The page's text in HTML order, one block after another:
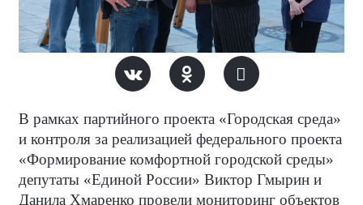
В рамках партийного проекта «Городская среда»
и контроля за реализацией федерального проекта
«Формирование комфортной городской среды»
депутаты «Единой России» Виктор Гмырин и
Данила Хмаренко провели мониторинг объектов